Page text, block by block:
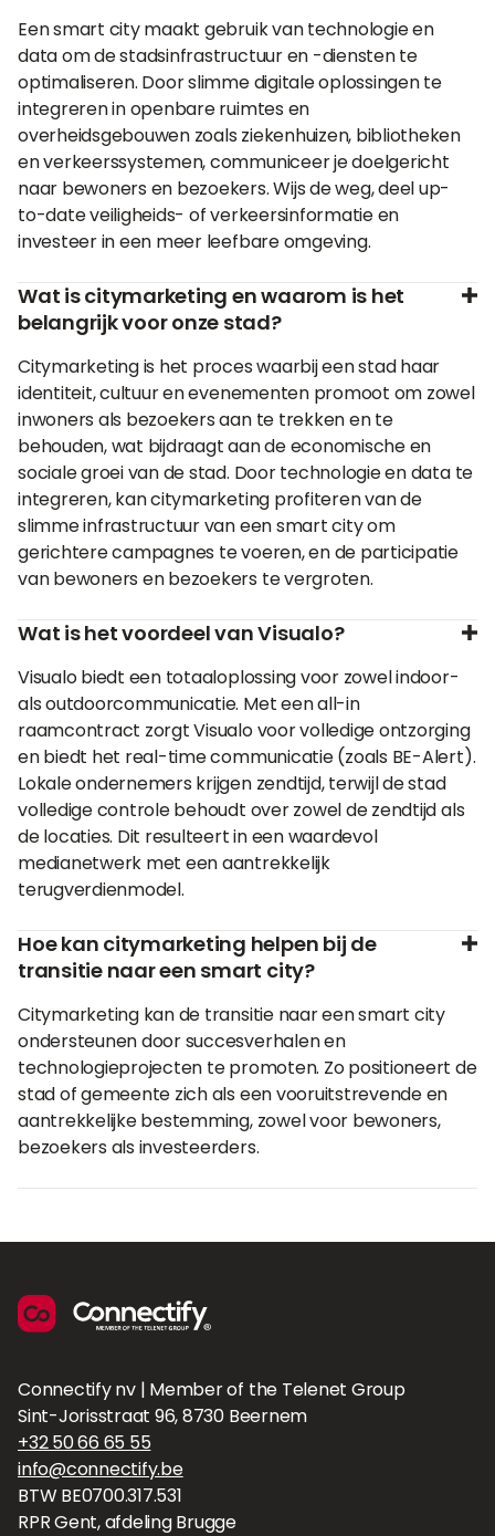
Een smart city maakt gebruik van technologie en
data om de stadsinfrastructuur en -diensten te
optimaliseren. Door slimme digitale oplossingen te
integreren in openbare ruimtes en
overheidsgebouwen zoals ziekenhuizen, bibliotheken
en verkeerssystemen, communiceer je doelgericht
naar bewoners en bezoekers. Wijs de weg, deel up-
to-date veiligheids- of verkeersinformatie en
investeer in een meer leefbare omgeving.
Wat is citymarketing en waarom is het
belangrijk voor onze stad?
Citymarketing is het proces waarbij een stad haar
identiteit, cultuur en evenementen promoot om zowel
inwoners als bezoekers aan te trekken en te
behouden, wat bijdraagt aan de economische en
sociale groei van de stad. Door technologie en data te
integreren, kan citymarketing profiteren van de
slimme infrastructuur van een smart city om
gerichtere campagnes te voeren, en de participatie
van bewoners en bezoekers te vergroten.
Wat is het voordeel van Visualo?
Visualo biedt een totaaloplossing voor zowel indoor-
als outdoorcommunicatie. Met een all-in
raamcontract zorgt Visualo voor volledige ontzorging
en biedt het real-time communicatie (zoals BE-Alert).
Lokale ondernemers krijgen zendtijd, terwijl de stad
volledige controle behoudt over zowel de zendtijd als
de locaties. Dit resulteert in een waardevol
medianetwerk met een aantrekkelijk
terugverdienmodel.
Hoe kan citymarketing helpen bij de
transitie naar een smart city?
Citymarketing kan de transitie naar een smart city
ondersteunen door succesverhalen en
technologieprojecten te promoten. Zo positioneert de
stad of gemeente zich als een vooruitstrevende en
aantrekkelijke bestemming, zowel voor bewoners,
bezoekers als investeerders.
Connectify nv | Member of the Telenet Group
Sint-Jorisstraat 96, 8730 Beernem
+32 50 66 65 55
info@connectify.be
BTW BE0700.317.531
RPR Gent, afdeling Brugge